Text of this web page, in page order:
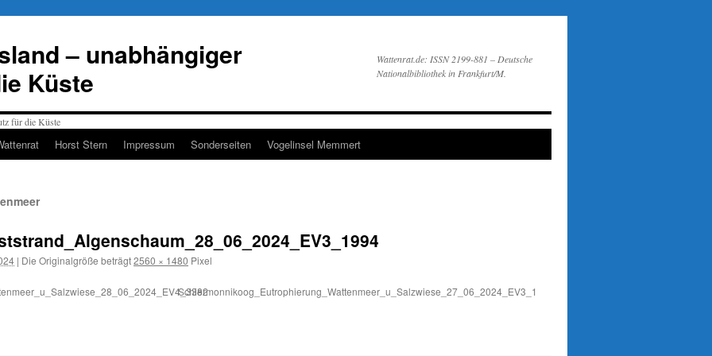
– unabhängiger
Küste
Wattenrat.de: ISSN 2199-881 – Deutsche
Nationalbibliothek in Frankfurt/M.
Horst Stern Impressum Sonderseiten Vogelinsel Memmert
| Die Originalgröße beträgt2560 × 1480 Pixel
Schiermonnikoog_Eutrophierung_Wattenmeer_u_Salzwiese_27_06_2024_EV3_1964